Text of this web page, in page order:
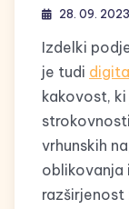
28. 09. 2023
Izdelki
je tudi
kakovost,
vrhunskih
oblikovanja
razširjenost